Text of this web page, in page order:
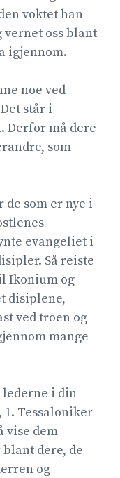
voktet han
vernet oss blant
noe ved
står i
må dere
som
som er nye i
evangeliet i
Så reiste
Ikonium og
disiplene,
ved troen og
mange
i din
Tessaloniker
vise dem
dere, de
og